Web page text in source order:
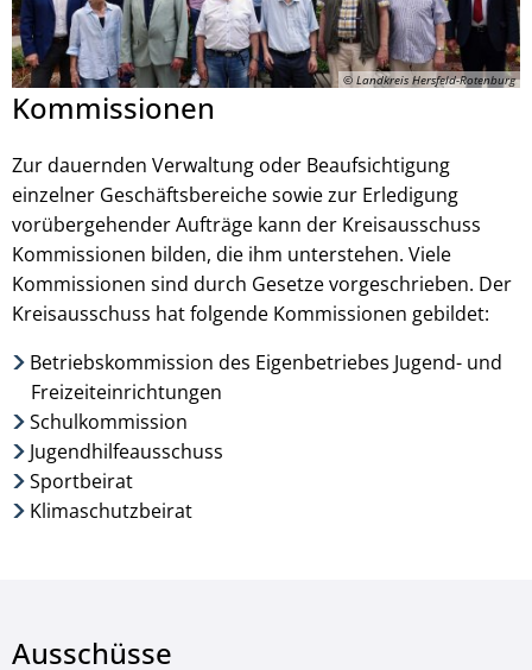
© Landkreis Hersfeld-Rotenburg
Kommissionen
Zur dauernden Verwaltung oder Beaufsichtigung
einzelner Geschäftsbereiche sowie zur Erledigung
vorübergehender Aufträge kann der Kreisausschuss
Kommissionen bilden, die ihm unterstehen. Viele
Kommissionen sind durch Gesetze vorgeschrieben. Der
Kreisausschuss hat folgende Kommissionen gebildet:
Betriebskommission des Eigenbetriebes Jugend- und
Freizeiteinrichtungen
Schulkommission
Jugendhilfeausschuss
Sportbeirat
Klimaschutzbeirat
Ausschüsse